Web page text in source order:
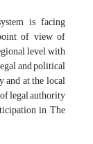
is facing
of view of
level with
and political
and at the local
legal authority
in The